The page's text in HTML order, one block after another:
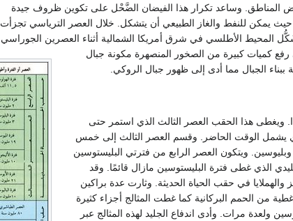
المناطق. وساعد تكرار هذا الفيضان الضَّحْل على تكوين ظروف جيدة
يمكن للنفط والغاز الطبيعي أن يتشكل. خلال العصر الترياسي تجزأت
المحيط الأطلسي في شرق أمريكا الشمالية أثناء العصرين الجوراسي
كميات كبيرة من الصخور المنصهرة مكونة جبال
ببناء الجبال مما أدى إلى ظهور جبال الروكي.
هذا. ويغطى هذا الحقب العصر الثالث الذي استمر حتى
يشمل الوقت الحاضر. وقسم العصر الثالث إلى خمس
ويتكون العصر الرابع من فترتي البليستوسين
الذي غطى فترة البليستوسين مازال قائمًا. وقد
والهملايا في حقب الحياة الحديثة. وثارت عدة براكين
من الحمم البركانية كما غطت المثالج أجزاء كثيرة
ولعدة مرات. وأدى اندفاع الجليد لهذه المثالج عبر